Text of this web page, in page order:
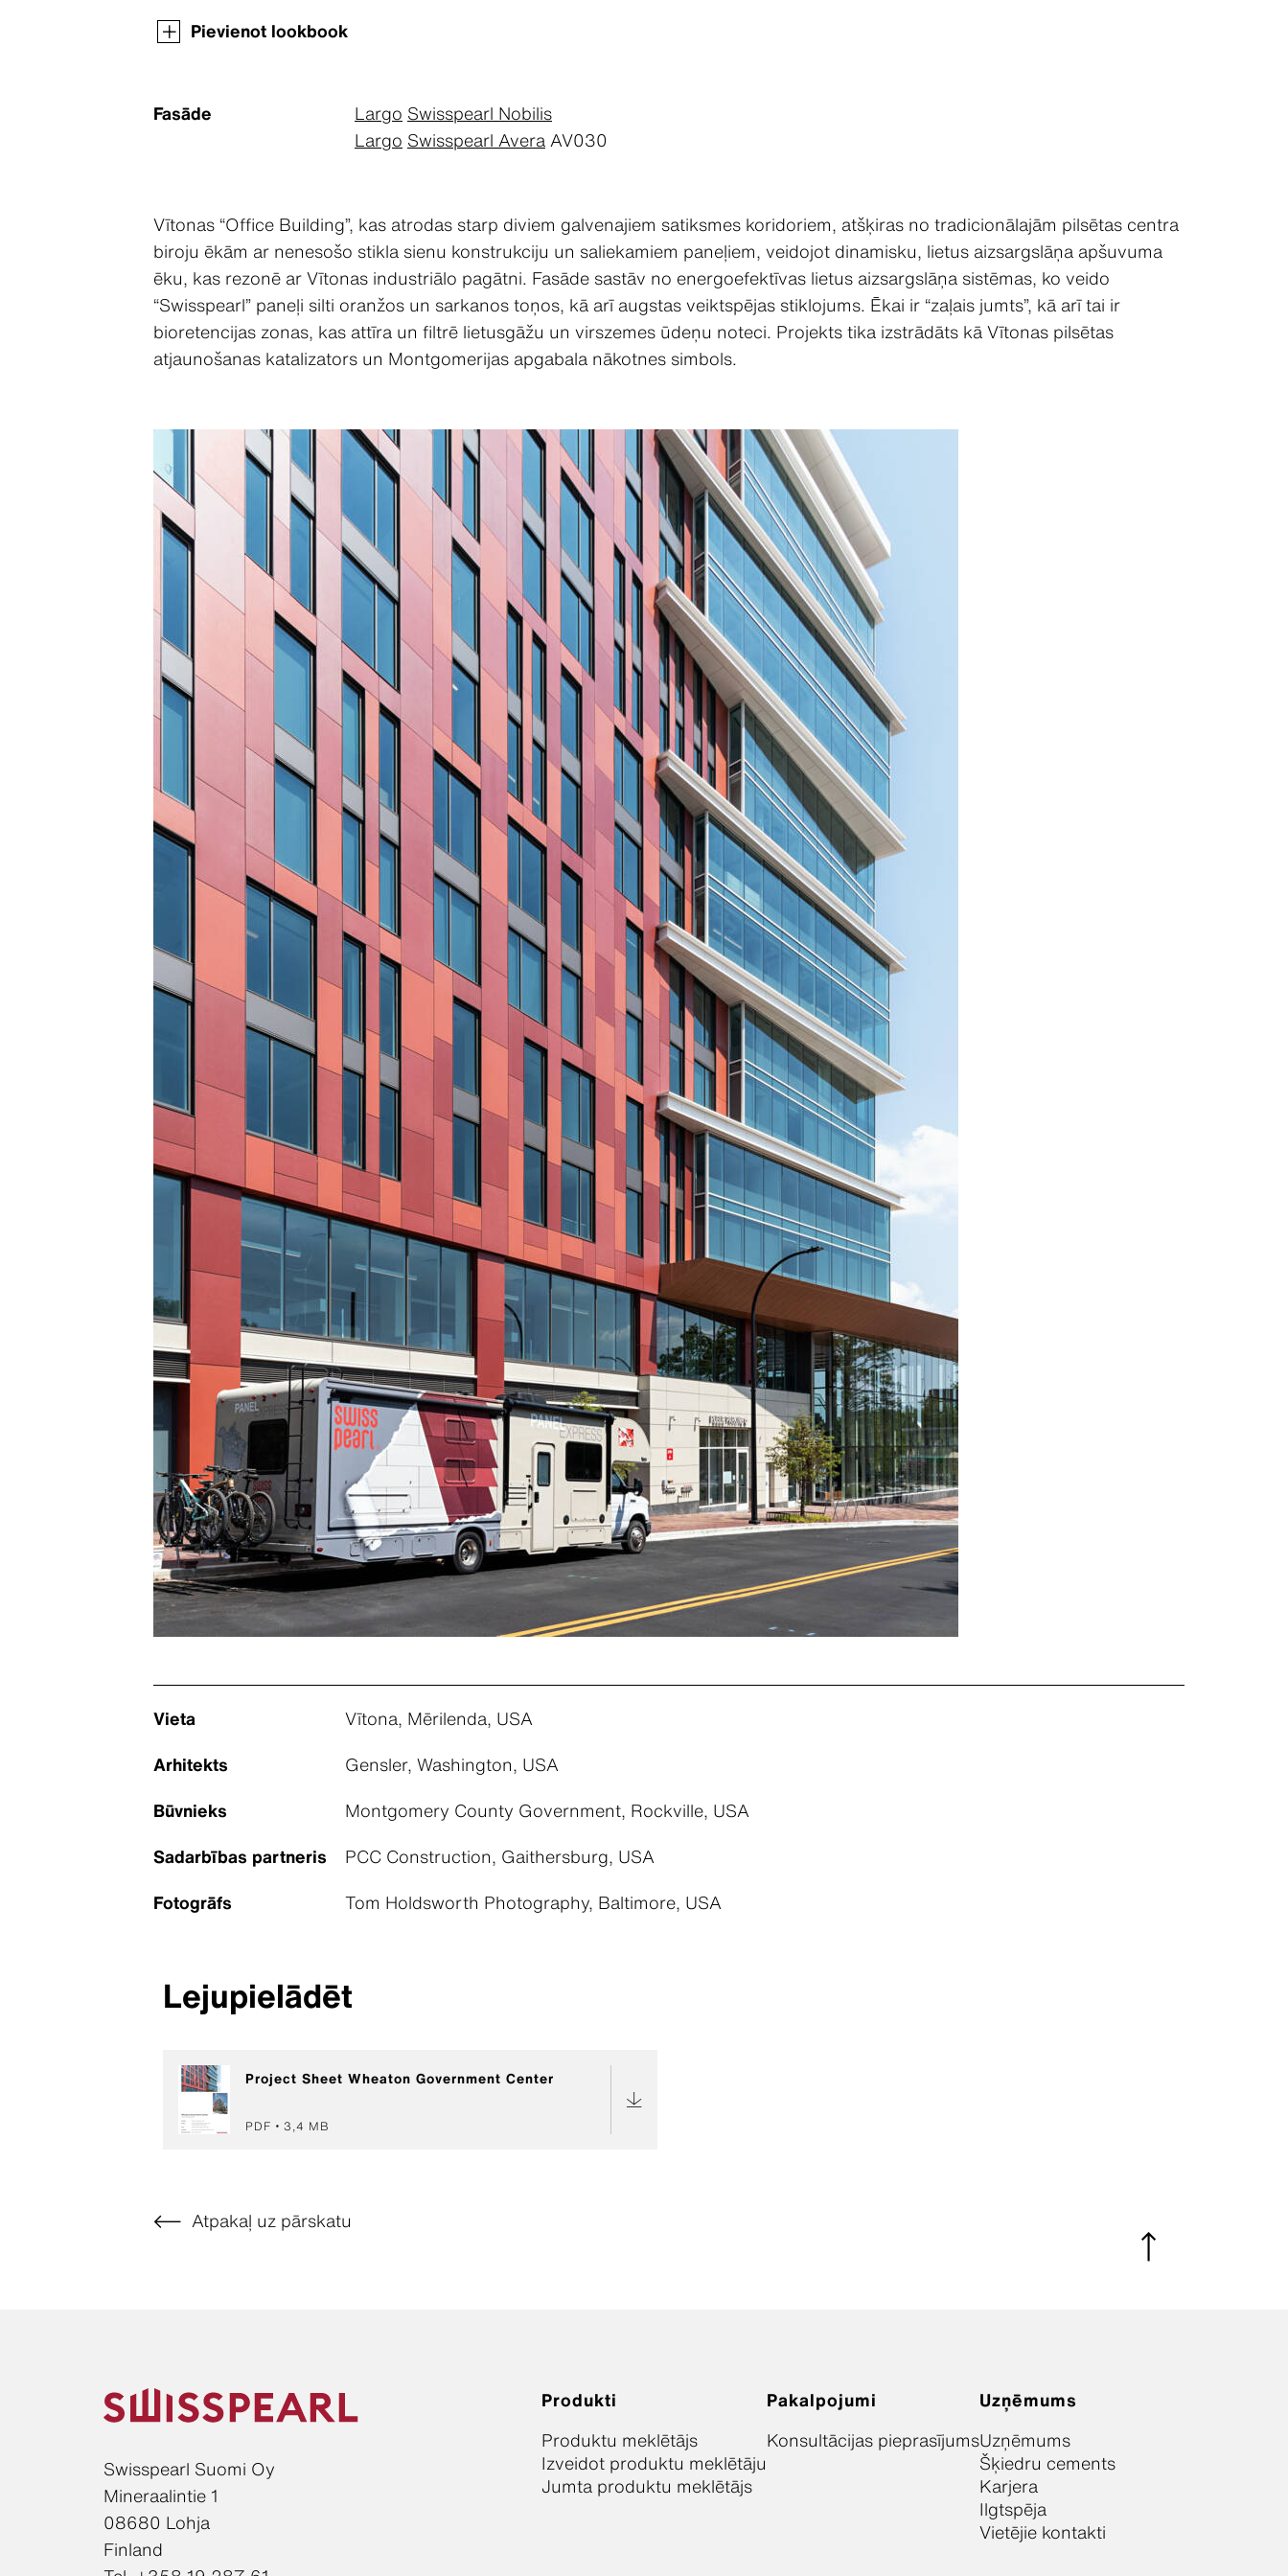
Pievienot lookbook
Fasāde Largo Swisspearl Nobilis
Largo Swisspearl AveraAV030
Vītonas “Office Building”, kas atrodas starp diviem galvenajiem satiksmes koridoriem, atšķiras no tradicionālajām pilsētas centra
biroju ēkām ar nenesošo stikla sienu konstrukciju un saliekamiem paneļiem, veidojot dinamisku, lietus aizsargslāņa apšuvuma
ēku, kas rezonē ar Vītonas industriālo pagātni. Fasāde sastāv no energoefektīvas lietus aizsargslāņa sistēmas, ko veido
“Swisspearl” paneļi silti oranžos un sarkanos toņos, kā arī augstas veiktspējas stiklojums. Ēkai ir “zaļais jumts”, kā arī tai ir
bioretencijas zonas, kas attīra un filtrē lietusgāžu un virszemes ūdeņu noteci. Projekts tika izstrādāts kā Vītonas pilsētas
atjaunošanas katalizators un Montgomerijas apgabala nākotnes simbols.
Vieta
Vītona, Mērilenda, USA
Arhitekts
Gensler, Washington, USA
Būvnieks
Montgomery County Government, Rockville, USA
Sadarbības partneris
PCC Construction, Gaithersburg, USA
Fotogrāfs
Tom Holdsworth Photography, Baltimore, USA
Lejupielādēt
Project Sheet Wheaton Government Center
PDF 3,4 MB
Atpakaļ uz pārskatu
Swisspearl Suomi Oy
Mineraalintie 1
08680 Lohja
Finland
Produkti
Produktu meklētājs
Izveidot produktu meklētāju
Jumta produktu meklētājs
Pakalpojumi
Konsultācijas pieprasījums
Uzņēmums
Uzņēmums
Šķiedru cements
Karjera
Ilgtspēja
Vietējie kontakti